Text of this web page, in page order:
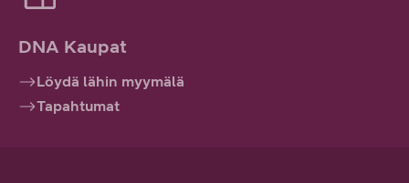
DNA Kaupat
Löydä lähin myymälä
Tapahtumat